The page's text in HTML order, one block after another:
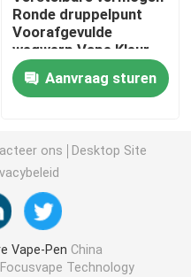
Ronde druppelpunt
Voorafgevulde
wegwerp Vape Kleur
Display Type C
Oplaadbaar
Aanvraag sturen
ons
Desktop Site
Vape-Pen China
Technology